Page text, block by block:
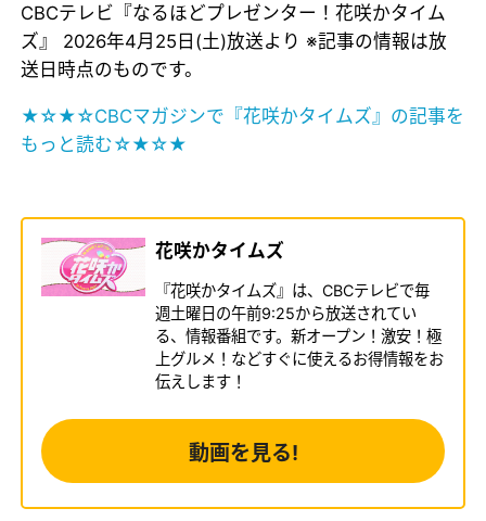
CBCテレビ『なるほどプレゼンター！花咲かタイム
ズ』 2026年4月25日(土)放送より ※記事の情報は放
送日時点のものです。
★☆★☆CBCマガジンで『花咲かタイムズ』の記事を
もっと読む☆★☆★
花咲かタイムズ
『花咲かタイムズ』は、CBCテレビで毎
週土曜日の午前9:25から放送されてい
る、情報番組です。新オープン！激安！極
上グルメ！などすぐに使えるお得情報をお
伝えします！
動画を見る!